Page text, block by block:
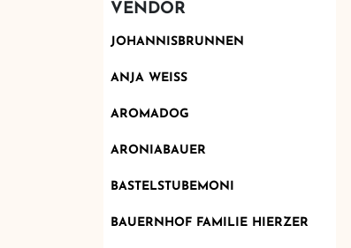
VENDOR
JOHANNISBRUNNEN
ANJA WEISS
AROMADOG
ARONIABAUER
BASTELSTUBEMONI
BAUERNHOF FAMILIE HIERZER